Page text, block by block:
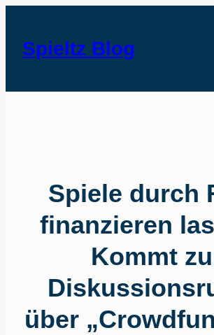
Spieltz Blog
Spiele durch
finanzieren
Kommt
über